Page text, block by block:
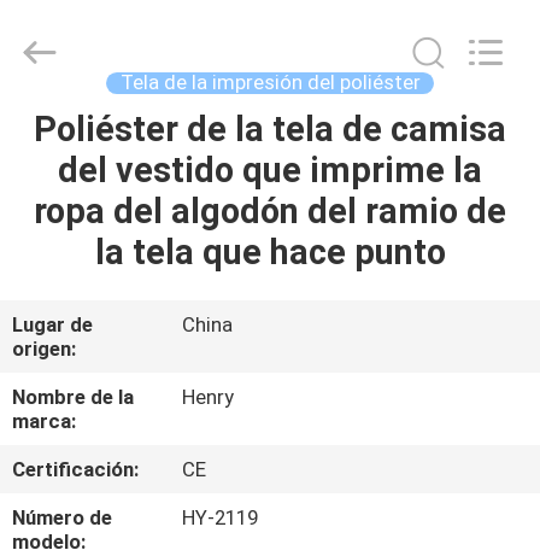
HOGAR
PRODUCTOS
NOSOTROS
VIAJE
DE
LA
FÁBRICA
Textile
Trading
Reserved.
Tela de la impresión del poliéster
Poliéster de la tela de camisa
del vestido que imprime la
ropa del algodón del ramio de
la tela que hace punto
Lugar de
origen:
China
Nombre de la
marca:
Henry
Certificación:
CE
Número de
modelo:
HY-2119